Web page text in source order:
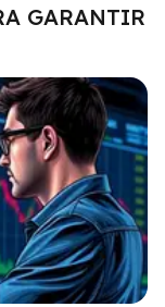
GARANTIR